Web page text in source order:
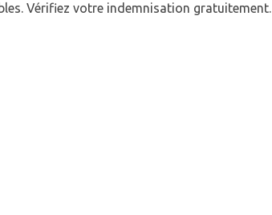
Vérifiez votre indemnisation gratuitement.